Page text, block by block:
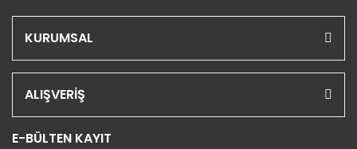
KURUMSAL
ALIŞVERİŞ
E-BÜLTEN KAYIT